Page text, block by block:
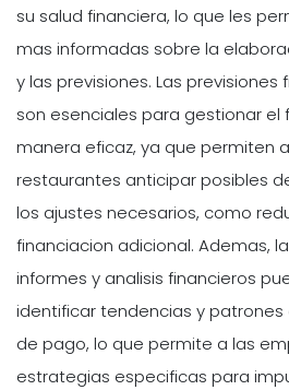
su salud financiera, lo que les
mas informadas sobre la
y las previsiones. Las previsiones
son esenciales para gestionar el
manera eficaz, ya que permiten
restaurantes anticipar posibles
los ajustes necesarios, como
financiacion adicional. Ademas,
informes y analisis financieros
identificar tendencias y
de pago, lo que permite a las
estrategias especificas para